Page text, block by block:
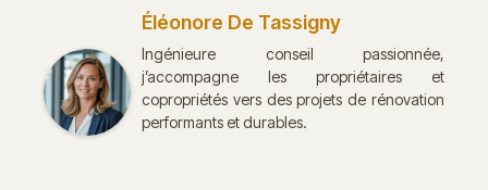
Éléonore De Tassigny
Ingénieure conseil passionnée,
j’accompagne les propriétaires et
copropriétés vers des projets de rénovation
performants et durables.